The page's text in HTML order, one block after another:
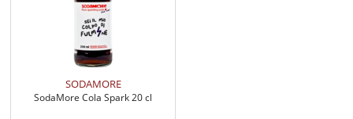
SODAMORE
SodaMore Cola Spark 20 cl